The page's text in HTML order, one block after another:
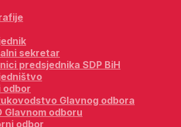
sekretar
predsjednika SDP BiH
odbor
Glavnog odbora
Glavnom odboru
odbor